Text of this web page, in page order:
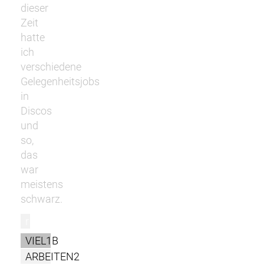
dieser
Zeit
hatte
ich
verschiedene
Gelegenheitsjobs
in
Discos
und
so,
das
war
meistens
schwarz.
VIEL1B
ARBEITEN2